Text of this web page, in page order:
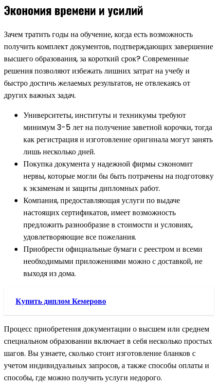
Экономия времени и усилий
Зачем тратить годы на обучение, когда есть возможность
получить комплект документов, подтверждающих завершение
высшего образования, за короткий срок? Современные
решения позволяют избежать лишних затрат на учебу и
быстро достичь желаемых результатов, не отвлекаясь от
других важных задач.
Университеты, институты и техникумы требуют
минимум 3-5 лет на получение заветной корочки, тогда
как регистрация и изготовление оригинала могут занять
лишь несколько дней.
Покупка документа у надежной фирмы сэкономит
нервы, которые могли бы быть потрачены на подготовку
к экзаменам и защиты дипломных работ.
Компания, предоставляющая услуги по выдаче
настоящих сертификатов, имеет возможность
предложить разнообразие в стоимости и условиях,
удовлетворяющие все пожелания.
Приобрести официальные бумаги с реестром и всеми
необходимыми приложениями можно с доставкой, не
выходя из дома.
Купить диплом Кемерово
Процесс приобретения документации о высшем или среднем
специальном образовании включает в себя несколько простых
шагов. Вы узнаете, сколько стоит изготовление бланков с
учетом индивидуальных запросов, а также способы оплаты и
способы, где можно получить услуги недорого.